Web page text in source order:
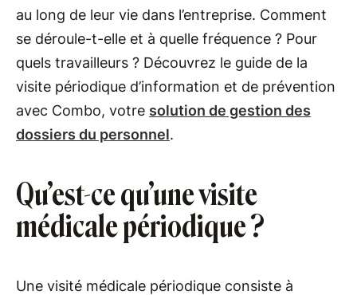
au long de leur vie dans l’entreprise. Comment
se déroule-t-elle et à quelle fréquence ? Pour
quels travailleurs ? Découvrez le guide de la
visite périodique d’information et de prévention
avec Combo, votre solution de gestion des
dossiers du personnel.
Qu’est-ce qu’une visite
médicale périodique ?
Une visité médicale périodique consiste à